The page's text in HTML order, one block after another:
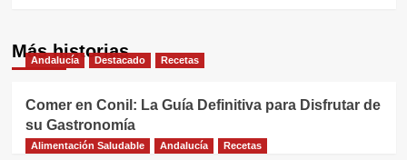
Más historias
Andalucía Destacado Recetas
Comer en Conil: La Guía Definitiva para Disfrutar de
su Gastronomía
Alimentación Saludable Andalucía Recetas